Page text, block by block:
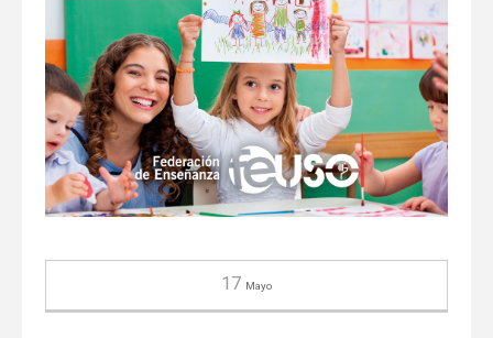
17 Mayo